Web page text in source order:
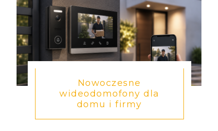
Nowoczesne
wideodomofony dla
domu i firmy